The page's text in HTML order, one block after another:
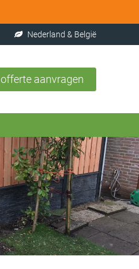
Nederland & België
offerte aanvragen